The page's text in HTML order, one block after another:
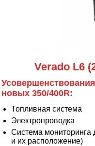
Verado L6
новых 350/400R:
Топливная система
Электропроводка
Система мониторинга
и их расположение)